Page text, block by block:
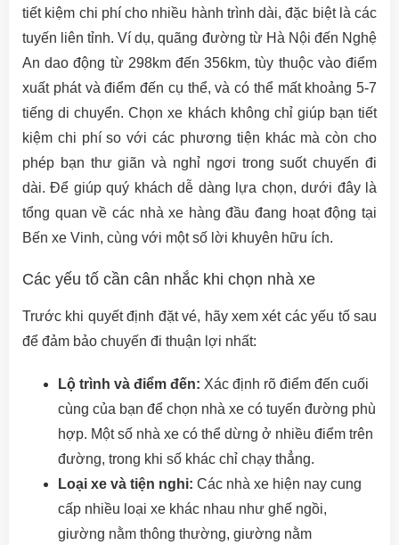
tiết kiệm chi phí cho nhiều hành trình dài, đặc biệt là các
tuyến liên tỉnh. Ví dụ, quãng đường từ Hà Nội đến Nghệ
An dao động từ 298km đến 356km, tùy thuộc vào điểm
xuất phát và điểm đến cụ thể, và có thể mất khoảng 5-7
tiếng di chuyển. Chọn xe khách không chỉ giúp bạn tiết
kiệm chi phí so với các phương tiện khác mà còn cho
phép bạn thư giãn và nghỉ ngơi trong suốt chuyến đi
dài. Để giúp quý khách dễ dàng lựa chọn, dưới đây là
tổng quan về các nhà xe hàng đầu đang hoạt động tại
Bến xe Vinh, cùng với một số lời khuyên hữu ích.
Các yếu tố cần cân nhắc khi chọn nhà xe
Trước khi quyết định đặt vé, hãy xem xét các yếu tố sau
để đảm bảo chuyến đi thuận lợi nhất:
Lộ trình và điểm đến: Xác định rõ điểm đến cuối
cùng của bạn để chọn nhà xe có tuyến đường phù
hợp. Một số nhà xe có thể dừng ở nhiều điểm trên
đường, trong khi số khác chỉ chạy thẳng.
Loại xe và tiện nghi: Các nhà xe hiện nay cung
cấp nhiều loại xe khác nhau như ghế ngồi,
giường nằm thông thường, giường nằm